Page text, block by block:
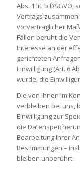
Abs. 1 lit. b DSGVO,
Vertrags
vorvertraglicher
Fällen beruht die
Interesse an der
gerichteten
Einwilligung (Art. 6
wurde; die
Die von Ihnen im
verbleiben bei uns,
Einwilligung zur
die
Bearbeitung Ihrer
Bestimmungen –
bleiben unberührt.